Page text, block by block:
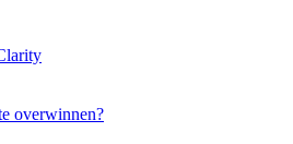
overwinnen?